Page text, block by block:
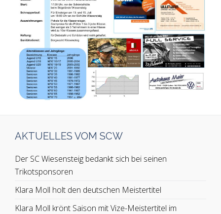
AKTUELLES VOM SCW
Der SC Wiesensteig bedankt sich bei seinen
Trikotsponsoren
Klara Moll holt den deutschen Meistertitel
Klara Moll krönt Saison mit Vize-Meistertitel im